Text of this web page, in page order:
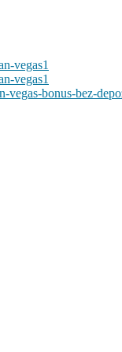
vegas1
vegas1
vegas-bonus-bez-